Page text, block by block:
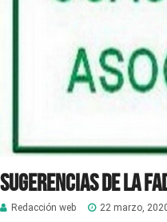
Sugerencias de la
Redacción web 22 marzo,